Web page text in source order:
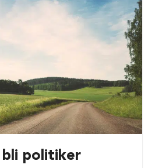
bli politiker